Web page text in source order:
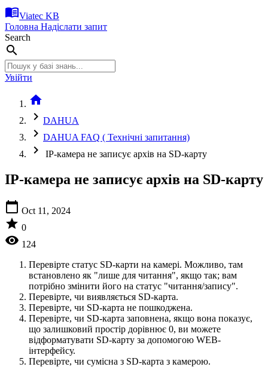
menu_bookViatec KB
Головна Надіслати запит
Search
search
Увійти
home
chevron_right DAHUA
chevron_right DAHUA FAQ ( Технічні запитання)
chevron_right ІР-камера не записує архів на SD-карту
ІР-камера не записує архів на SD-карту
calendar_today Oct 11, 2024
star 0
visibility 124
Перевірте статус SD-карти на камері. Можливо, там
встановлено як "лише для читання", якщо так; вам
потрібно змінити його на статус "читання/запису".
Перевірте, чи виявляється SD-карта.
Перевірте, чи SD-карта не пошкоджена.
Перевірте, чи SD-карта заповнена, якщо вона показує,
що залишковий простір дорівнює 0, ви можете
відформатувати SD-карту за допомогою WEB-
інтерфейсу.
Перевірте, чи сумісна з SD-карта з камерою.